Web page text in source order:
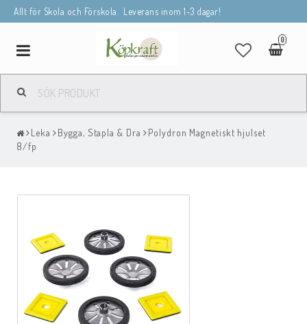
Allt för Skola och Förskola. Leverans inom 1-3 dagar!
0
Toggle
navigation
Leka Bygga, Stapla & Dra
Polydron Magnetiskt hjulset
8/fp